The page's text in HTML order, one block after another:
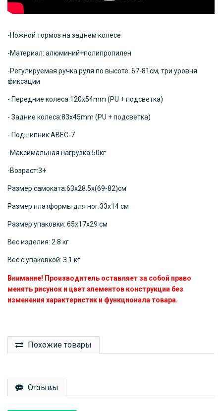
-Ножной тормоз на заднем колесе
-Материал: алюминий+полипропилен
-Регулируемая ручка руля по высоте: 67-81см, три уровня
фиксации
- Передние колеса:120х54mm (PU + подсветка)
- Задние колеса:83x45mm (PU + подсветка)
- Подшипник:ABEC-7
-Максимальная нагрузка:50кг
-Возраст:3+
Размер самоката:63x28.5x(69-82)см
Размер платформы для ног:33х14 см
Размер упаковки: 65х17х29 см
Вес изделия: 2.8 кг
Вес с упаковкой: 3.1 кг
Внимание! Производитель оставляет за собой право
менять рисунок и цвет элементов конструкции без
изменения характеристик и функционала товара.
Похожие товары
Отзывы